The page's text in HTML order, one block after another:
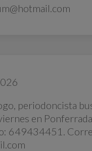
periodoncista
en
649434451.